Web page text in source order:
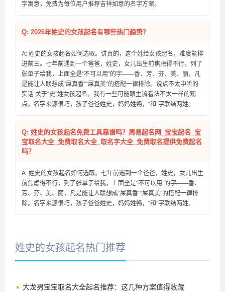
字寓意，免费为每位用户推荐吉祥如意的名字方案。
Q: 2026年姓史的女孩起名有哪些热门趋势？
A: 姓史的女孩起名如何选取。讲真的，这个姓给女孩起名，难度能排
进前三。七年前遇到一个爸爸，姓史，女儿出生前焦虑得不行，列了
张单子给我，上面全是“不可以用”的字——香、芳、芬、美、丽，凡
是能让人联想成“屎真香”“屎真美”的搭配一律排除。说点不太中听的
实话 关于“史”姓女孩起名，我有一些可能跟主流看法不太一样的观
点。名字来源很巧，孩子爸爸姓史，妈妈姓畅，“和”字联结两姓。
Q: 姓史的女孩起名免费工具靠谱吗？周易起名网_宝宝起名_宝
宝取名大全_免费取名大全_取名字大全_免费取名提供免费起名
吗？
A: 姓史的女孩起名如何选取。七年前遇到一个爸爸，姓史，女儿出生
前焦虑得不行，列了张单子给我，上面全是“不可以用”的字——香、
芳、芬、美、丽，凡是能让人联想成“屎真香”“屎真美”的搭配一律排
除。名字来源很巧，孩子爸爸姓史，妈妈姓畅，“和”字联结两姓。
姓史的女孩起名热门推荐
大龙男宝宝取名大全起名推荐：这几种方案值得收藏